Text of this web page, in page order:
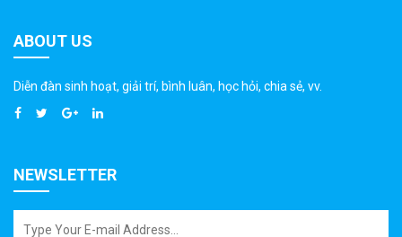
ABOUT US
Diễn đàn sinh hoạt, giải trí, bình luân, học hỏi, chia sẻ, vv.
NEWSLETTER